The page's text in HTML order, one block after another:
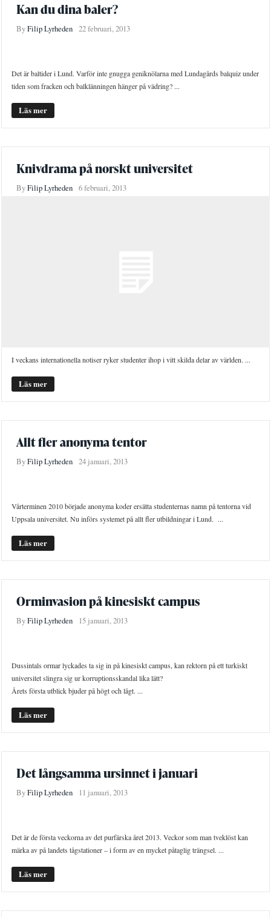
Kan du dina baler?
ByFilip Lyrheden 22 februari, 2013
Det är baltider i Lund. Varför inte gnugga geniknölarna med Lundagårds balquiz under
tiden som fracken och balklänningen hänger på vädring? ...
Läs mer
Knivdrama på norskt universitet
ByFilip Lyrheden 6 februari, 2013
I veckans internationella notiser ryker studenter ihop i vitt skilda delar av världen. ...
Läs mer
Allt fler anonyma tentor
ByFilip Lyrheden 24 januari, 2013
Vårterminen 2010 började anonyma koder ersätta studenternas namn på tentorna vid
Uppsala universitet. Nu införs systemet på allt fler utbildningar i Lund. ...
Läs mer
Orminvasion på kinesiskt campus
ByFilip Lyrheden 15 januari, 2013
Dussintals ormar lyckades ta sig in på kinesiskt campus, kan rektorn på ett turkiskt
universitet slingra sig ur korruptionsskandal lika lätt?
Årets första utblick bjuder på högt och lågt. ...
Läs mer
Det långsamma ursinnet i januari
ByFilip Lyrheden 11 januari, 2013
Det är de första veckorna av det purfärska året 2013. Veckor som man tveklöst kan
märka av på landets tågstationer – i form av en mycket påtaglig trängsel. ...
Läs mer